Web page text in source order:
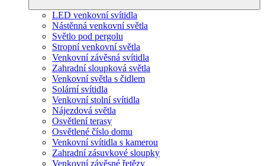
LED venkovní svítidla
Nástěnná venkovní světla
Světlo pod pergolu
Stropní venkovní světla
Venkovní závěsná svítidla
Zahradní sloupková světla
Venkovní světla s čidlem
Solární svítidla
Venkovní stolní svítidla
Nájezdová světla
Osvětlení terasy
Osvětlené číslo domu
Venkovní svítidla s kamerou
Zahradní zásuvkové sloupky
Venkovní závěsné řetězy